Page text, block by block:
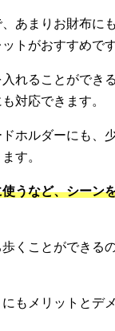
あまりお財布に
トがおすすめです
れることができ
対応できます。
ホルダーにも、
す。
うなど、シーン
くことができる
もメリットとデ